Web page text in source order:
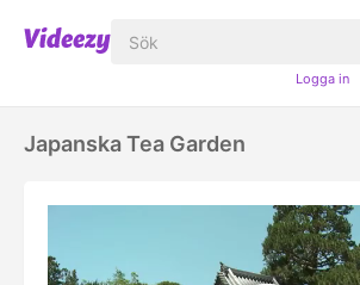
Logga in
Japanska Tea Garden